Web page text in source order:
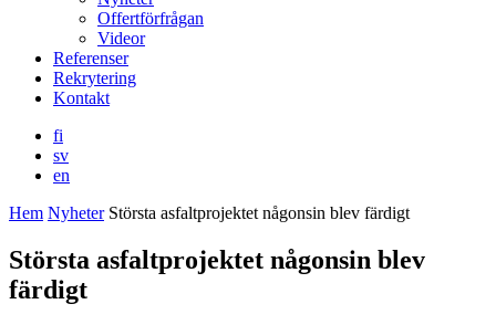
Offertförfrågan
Videor
Referenser
Rekrytering
Kontakt
fi
sv
en
Hem Nyheter Största asfaltprojektet någonsin blev färdigt
Största asfaltprojektet någonsin blev
färdigt